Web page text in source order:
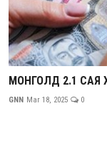
МОНГОЛД 2.1 САЯ
GNN Mar 18, 2025 0